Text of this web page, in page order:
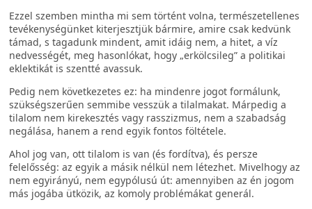
Ezzel szemben mintha mi sem történt volna, természetellenes
tevékenységünket kiterjesztjük bármire, amire csak kedvünk
támad, s tagadunk mindent, amit idáig nem, a hitet, a víz
nedvességét, meg hasonlókat, hogy „erkölcsileg” a politikai
eklektikát is szentté avassuk.
Pedig nem következetes ez: ha mindenre jogot formálunk,
szükségszerűen semmibe vesszük a tilalmakat. Márpedig a
tilalom nem kirekesztés vagy rasszizmus, nem a szabadság
negálása, hanem a rend egyik fontos föltétele.
Ahol jog van, ott tilalom is van (és fordítva), és persze
felelősség: az egyik a másik nélkül nem létezhet. Mivelhogy az
nem egyirányú, nem egypólusú út: amennyiben az én jogom
más jogába ütközik, az komoly problémákat generál.